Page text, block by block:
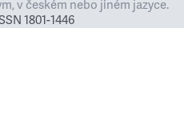
v českém nebo jiném jazyce.
1801-1446